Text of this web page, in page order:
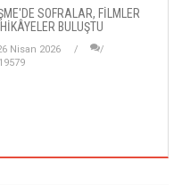
SOFRALAR, FİLMLER
BULUŞTU
Nisan 2026
19579